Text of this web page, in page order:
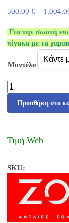
500,00 € –
Για την σωστή
πίνακα με τα
Μοντέλο
Προσθήκη στο
Τιμή Web
SKU: